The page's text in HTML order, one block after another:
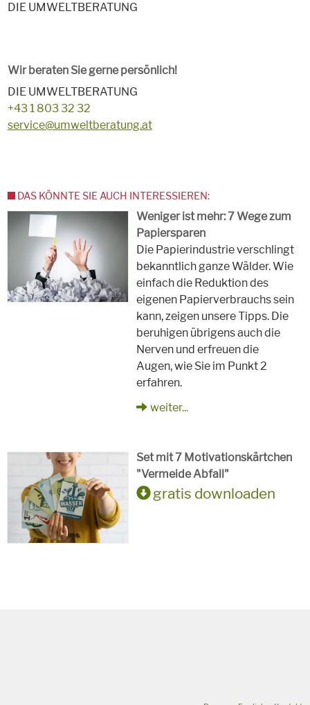
DIE UMWELTBERATUNG
Wir beraten Sie gerne persönlich!
DIE UMWELTBERATUNG
+43 1 803 32 32
service@umweltberatung.at
DAS KÖNNTE SIE AUCH INTERESSIEREN:
Weniger ist mehr: 7 Wege zum
Papiersparen
Die Papierindustrie verschlingt
bekanntlich ganze Wälder. Wie
einfach die Reduktion des
eigenen Papierverbrauchs sein
kann, zeigen unsere Tipps. Die
beruhigen übrigens auch die
Nerven und erfreuen die
Augen, wie Sie im Punkt 2
erfahren.
weiter...
Set mit 7 Motivationskärtchen
"Vermeide Abfall"
gratis downloaden